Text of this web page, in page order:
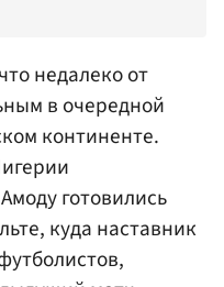
недалеко от
в очередной
континенте.
готовились
куда наставник